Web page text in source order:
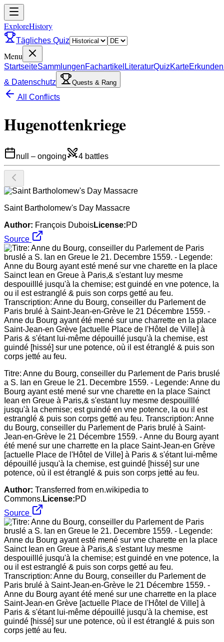
ExploreHistory
Tägliches Quiz
Menu
StartseiteSammlungenFachartikel LiteraturQuizKarteErkunden
& Datenschutz
Quests & Rang
All Conflicts
Hugenottenkriege
null – ongoing 4 battles
Saint Bartholomew's Day Massacre
Author: François DuboisLicense:PD
Source
Titre: Anne du Bourg, conseiller du Parlement de Paris bruslé
a S. Ian en Greue le 21. Decembre 1559. - Legende: Anne du
Bourg ayant esté mené sur vne charette en la place Sainct
Iean en Greue à Paris,& s'estant luy mesme despouilllé
jusqu'à la chemise; est guindé en vne potence, la ou il est
estranglé & puis son corps getté au feu. Transcription: Anne
du Bourg, conseiller du Parlement de Paris brulé à Saint-
Jean-en-Grève le 21 Décembre 1559. - Anne du Bourg ayant
été mené sur une charrette en la place Saint-Jean-en Grève
[actuelle Place de l'Hôtel de Ville] à Paris & s'étant lui-même
dépouillé jusqu'à la chemise, est guindé [hissé] sur une
potence, où il est étranglé & puis son corps jetté au feu.
Author: Transferred from en.wikipedia to
Commons. License:PD
Source